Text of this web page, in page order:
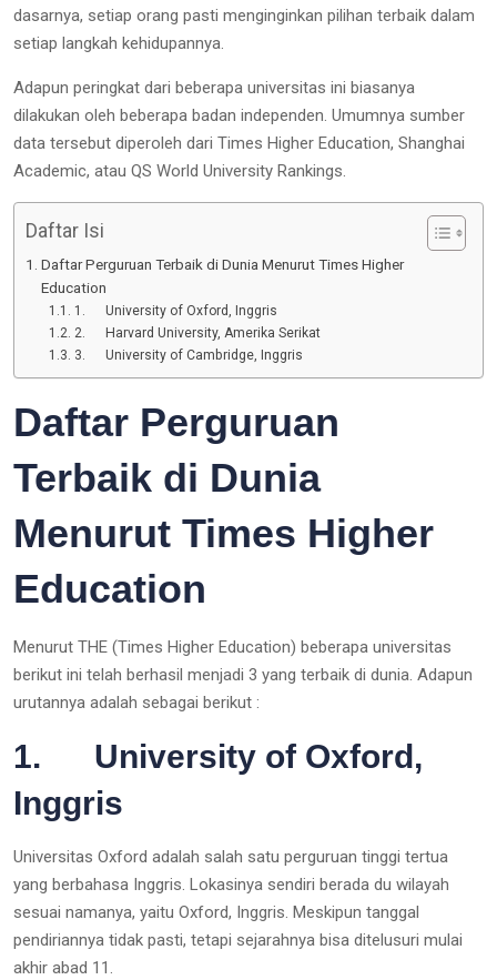
dasarnya, setiap orang pasti menginginkan pilihan terbaik dalam
setiap langkah kehidupannya.
Adapun peringkat dari beberapa universitas ini biasanya
dilakukan oleh beberapa badan independen. Umumnya sumber
data tersebut diperoleh dari Times Higher Education, Shanghai
Academic, atau QS World University Rankings.
Daftar Isi
Daftar Perguruan Terbaik di Dunia Menurut Times Higher
Education
1. University of Oxford, Inggris
2. Harvard University, Amerika Serikat
3. University of Cambridge, Inggris
Daftar Perguruan
Terbaik di Dunia
Menurut Times Higher
Education
Menurut THE (Times Higher Education) beberapa universitas
berikut ini telah berhasil menjadi 3 yang terbaik di dunia. Adapun
urutannya adalah sebagai berikut :
1. University of Oxford,
Inggris
Universitas Oxford adalah salah satu perguruan tinggi tertua
yang berbahasa Inggris. Lokasinya sendiri berada du wilayah
sesuai namanya, yaitu Oxford, Inggris. Meskipun tanggal
pendiriannya tidak pasti, tetapi sejarahnya bisa ditelusuri mulai
akhir abad 11.